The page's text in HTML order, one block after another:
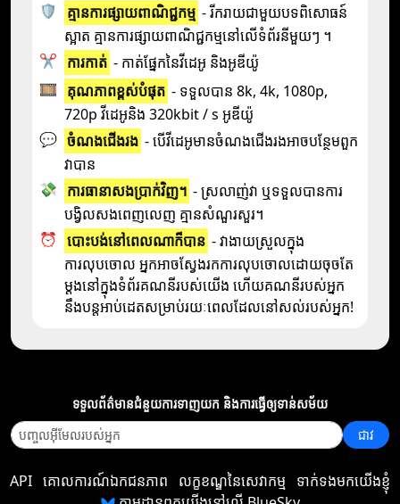
🛡️
គ្មាន​ការ​ផ្សាយ​ពាណិជ្ជកម្ម - រីករាយ​ជាមួយ​បទពិសោធន៍​
ស្អាត គ្មាន​ការ​ផ្សាយ​ពាណិជ្ជកម្ម​នៅ​លើ​ទំព័រ​នីមួយៗ ។
✂️ ការ​កាត់ - កាត់​ផ្នែក​នៃ​វីដេអូ និង​អូឌីយ៉ូ
🎞️ គុណភាព​ខ្ពស់​បំផុត - ទទួលបាន 8k, 4k, 1080p,
720p វីដេអូនិង 320kbit / s អូឌីយ៉ូ
💬 ចំណង​ជើង​រង - បើ​វីដេអូ​មាន​ចំណង​ជើង​រង​អាច​បន្ថែម​ពួក​
វា​បាន
💸 ការធានាសងប្រាក់វិញ។ - ស្រលាញ់វា ឬទទួលបានការ
បង្វិលសងពេញលេញ គ្មានសំណួរសួរ។
⏰ បោះបង់នៅពេលណាក៏បាន - វាងាយស្រួលក្នុង
ការលុបចោល អ្នកអាចស្វែងរកការលុបចោលដោយចុចតែ
ម្តងនៅក្នុងទំព័រគណនីរបស់យើង ហើយគណនីរបស់អ្នក
នឹងបន្តអាប់ដេតសម្រាប់រយៈពេលដែលនៅសល់របស់អ្នក!
ទទួល​ព័ត៌មាន​ជំនួយ​ការ​ទាញយក និង​ការ​ធ្វើ​ឲ្យ​ទាន់សម័យ
ជាវ
API គោលការណ៍ឯកជនភាព លក្ខខណ្ឌនៃសេវាកម្ម
ទាក់ទងមកយើងខ្ញុំ